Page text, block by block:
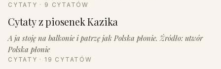
CYTATY · 9 CYTATÓW
Cytaty z piosenek Kazika
A ja stoję na balkonie i patrzę jak Polska płonie. Źródło: utwór
Polska płonie
CYTATY · 19 CYTATÓW